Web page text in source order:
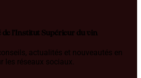
de l'Institut Supérieur du vin
actualités et nouveautés en
les réseaux sociaux.